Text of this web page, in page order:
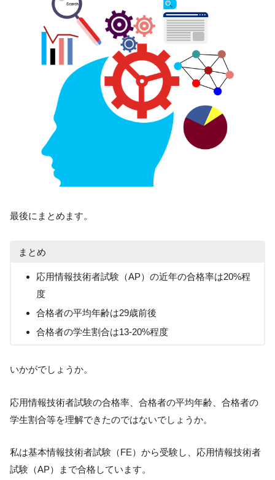
最後にまとめます。
まとめ
応用情報技術者試験（AP）の近年の合格率は20%程
度
合格者の平均年齢は29歳前後
合格者の学生割合は13-20%程度
いかがでしょうか。
応用情報技術者試験の合格率、合格者の平均年齢、合格者の
学生割合等を理解できたのではないでしょうか。
私は基本情報技術者試験（FE）から受験し、応用情報技術者
試験（AP）まで合格しています。